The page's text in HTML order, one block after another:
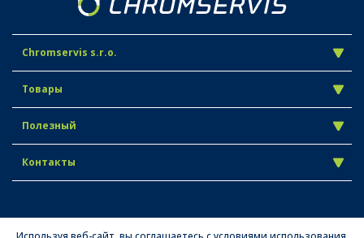
Chromservis s.r.o.
Товары
Полезный
Контакты